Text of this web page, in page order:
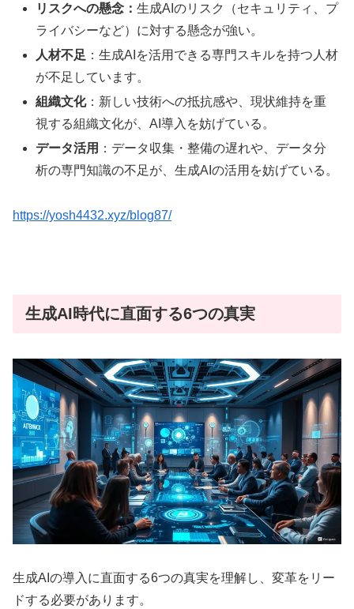
リスクへの懸念：生成AIのリスク（セキュリティ、プ
ライバシーなど）に対する懸念が強い。
人材不足 ：生成AIを活用できる専門スキルを持つ人材
が不足しています。
組織文化：新しい技術への抵抗感や、現状維持を重
視する組織文化が、AI導入を妨げている 。
データ活用 ：データ収集・整備の遅れや、データ分
析の専門知識の不足が、生成AIの活用を妨げている 。
https://yosh4432.xyz/blog87/
生成AI時代に直面する6つの真実
生成AIの導入に直面する6つの真実を理解し、変革をリー
ドする必要があります。